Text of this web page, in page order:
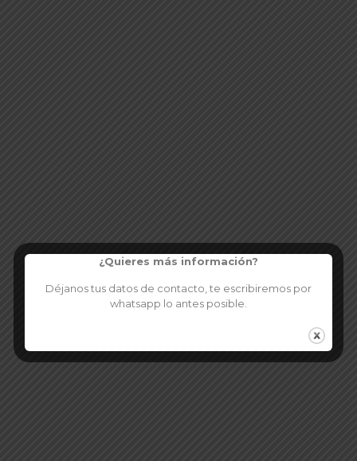
¿Quieres más información?
Déjanos tus datos de contacto, te escribiremos por
whatsapp lo antes posible.